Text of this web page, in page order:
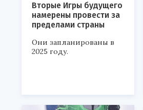
Вторые Игры будущего
намерены провести за
пределами страны
Они запланированы в
2025 году.